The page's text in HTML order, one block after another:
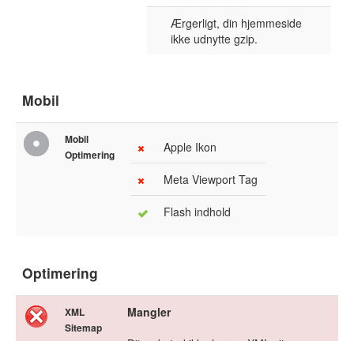
Ærgerligt, din hjemmeside
ikke udnytte gzip.
Mobil
Mobil
Optimering
Apple Ikon
Meta Viewport Tag
Flash indhold
Optimering
XML
Sitemap
Mangler